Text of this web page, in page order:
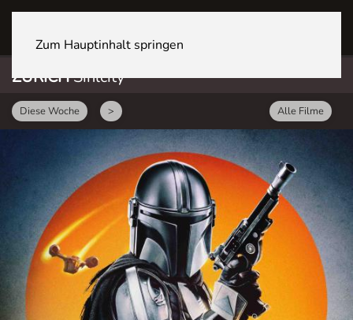
Zum Hauptinhalt springen
ZÜRICHSihlcity
Diese Woche > Alle Filme